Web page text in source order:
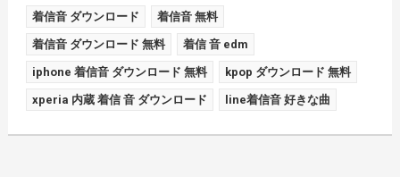
着信音 ダウンロード 着信音 無料
着信音 ダウンロード 無料 着信 音 edm
iphone 着信音 ダウンロード 無料 kpop ダウンロード 無料
xperia 内蔵 着信 音 ダウンロード line着信音 好きな曲